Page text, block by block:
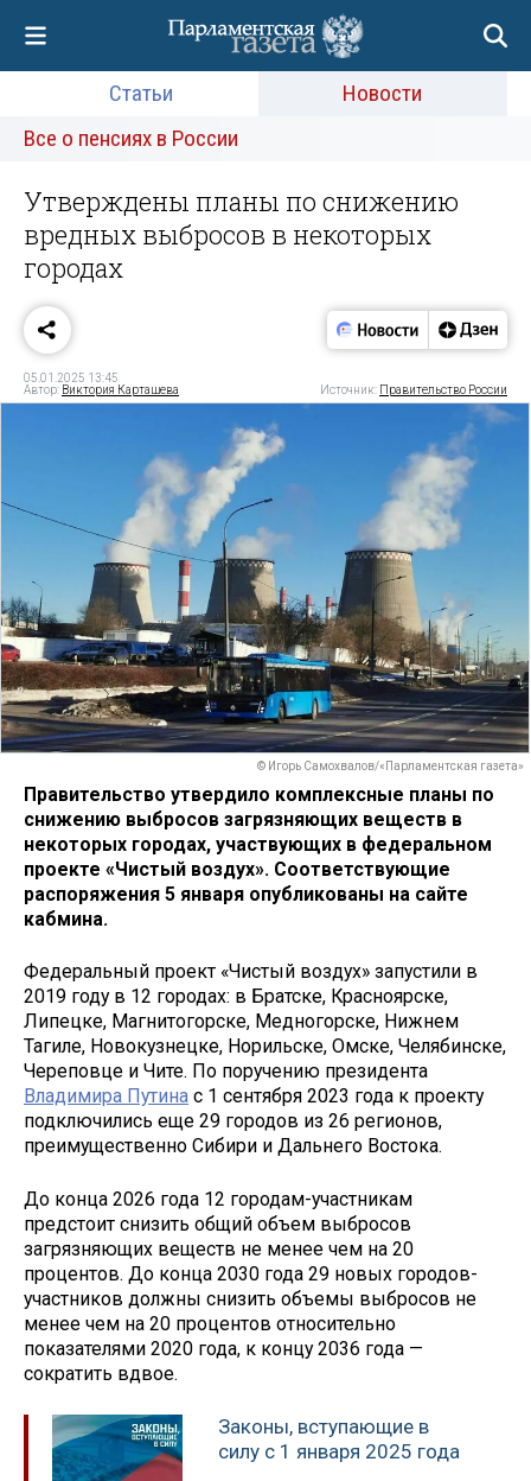
Статьи
Новости
Все о пенсиях в России
Утверждены планы по снижению
вредных выбросов в некоторых
городах
05.01.2025 13:45
Автор: Виктория Карташева Источник: Правительство России
© Игорь Самохвалов/«Парламентская газета»
Правительство утвердило комплексные планы по
снижению выбросов загрязняющих веществ в
некоторых городах, участвующих в федеральном
проекте «Чистый воздух». Соответствующие
распоряжения 5 января опубликованы на сайте
кабмина.
Федеральный проект «Чистый воздух» запустили в
2019 году в 12 городах: в Братске, Красноярске,
Липецке, Магнитогорске, Медногорске, Нижнем
Тагиле, Новокузнецке, Норильске, Омске, Челябинске,
Череповце и Чите. По поручению президента
Владимира Путина с 1 сентября 2023 года к проекту
подключились еще 29 городов из 26 регионов,
преимущественно Сибири и Дальнего Востока.
До конца 2026 года 12 городам-участникам
предстоит снизить общий объем выбросов
загрязняющих веществ не менее чем на 20
процентов. До конца 2030 года 29 новых городов-
участников должны снизить объемы выбросов не
менее чем на 20 процентов относительно
показателями 2020 года, к концу 2036 года —
сократить вдвое.
Законы, вступающие в
силу с 1 января 2025 года